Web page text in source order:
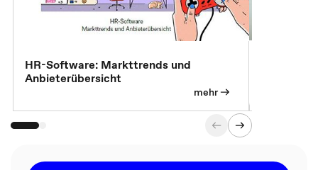
HR-Software: Markttrends und
Anbieterübersicht
mehr